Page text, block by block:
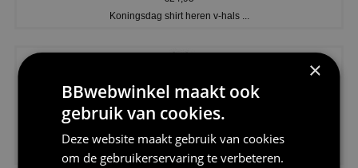
Koningsdag shirt heren v-hals ...
€24,95
V-hals shirt rood wit blauw st...
×
BBwebwinkel maakt ook
gebruik van cookies.
Deze website maakt gebruik van cookies
om de gebruikerservaring te verbeteren.